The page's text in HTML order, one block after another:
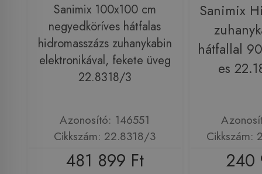
Sanimix 100x100 cm
negyedköríves hátfalas
hidromasszázs zuhanykabin
elektronikával, fekete üveg
22.8318/3
Azonosító: 146551
Cikkszám: 22.8318/3
481 899 Ft
Sanimix
hátfallal
es
Cikkszám:
240